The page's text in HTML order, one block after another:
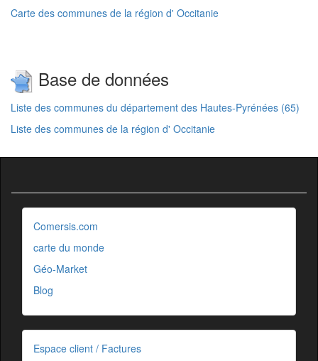
Carte des communes de la région d' Occitanie
Base de données
Liste des communes du département des Hautes-Pyrénées (65)
Liste des communes de la région d' Occitanie
Comersis.com
carte du monde
Géo-Market
Blog
Espace client / Factures